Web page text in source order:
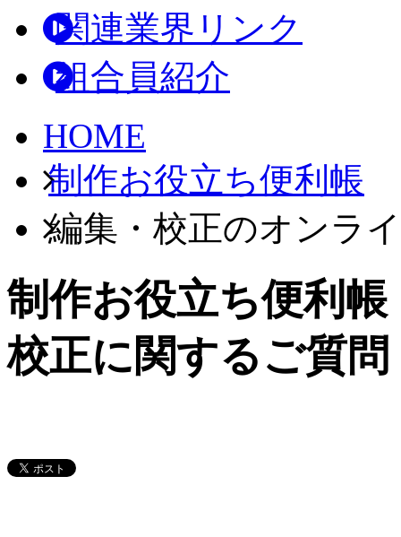
関連業界リンク
組合員紹介
HOME
制作お役立ち便利帳
編集・校正のオンラ
制作お役立ち便利帳
校正に関するご質問